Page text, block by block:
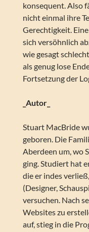
konsequent. Also
nicht einmal ihre
Gerechtigkeit.
sich versöhnlich
wie gesagt
als genug lose
Fortsetzung der
_Autor_
Stuart MacBride
geboren. Die
Aberdeen um, wo
ging. Studiert hat
die er indes
(Designer,
versuchen. Nach
Websites zu
auf, stieg in die